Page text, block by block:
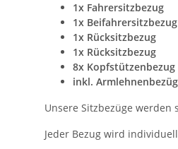
1x Fahrersitzbezug
1x
1x Rücksitzbezug
1x Rücksitzbezug
8x Kopfstützenbezug
inkl.
Unsere Sitzbezüge
Jeder Bezug wird